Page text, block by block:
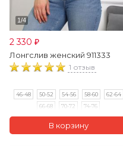
2 330 ₽
Лонгслив женский 911333
1 отзыв
46-48 50-52 54-56 58-60
62-64
66-68
70-72 74-76